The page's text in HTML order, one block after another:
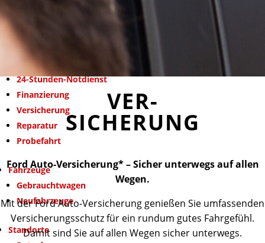
Home
Über uns
Service
24-Stunden-Notdienst
Finanzierung
Versicherung
Reparatur
Probefahrt
Fahrzeuge
Gebrauchtwagen
Neufahrzeuge
Standorte
VER-
SICHERUNG
Ford Auto-Versicherung* – Sicher unterwegs auf allen
Wegen.
Mit der Ford Auto-Versicherung genießen Sie umfassenden
Versicherungsschutz für ein rundum gutes Fahrgefühl.
Damit sind Sie auf allen Wegen sicher unterwegs.